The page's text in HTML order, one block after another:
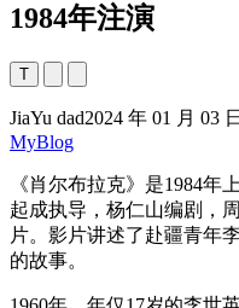
1984年注演
T
JiaYu dad2024 年 01 月 03 日
MyBlog
《肖尔布拉克》是1984年
起成执导，杨仁山编剧，
片。影片讲述了赴疆青年
的故事。